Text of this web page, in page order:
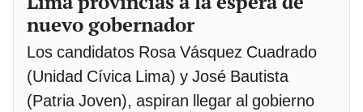
nuevo gobernador
Los candidatos Rosa Vásquez Cuadrado
(Unidad Cívica Lima) y José Bautista
(Patria Joven), aspiran llegar al gobierno